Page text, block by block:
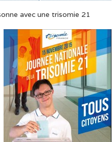
avec une trisomie 21